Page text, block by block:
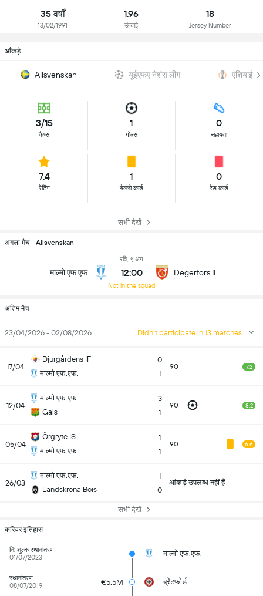
35 वर्षों
13/02/1991
1.96
ऊंचाई
18
Jersey Number
आँकड़े
Allsvenskan यूईएफए नेशंस लीग एशियाई
3/15
कैप्स
1
गोल्स
0
सहायता
7.4
रेटिंग
1
येल्लो कार्ड
0
रेड कार्ड
सभी देखें
अगला मैच - Allsvenskan
माल्मो एफ.एफ.
रवि, ९ अग
12:00
Not in the squad
Degerfors IF
अंतिम मैच
23/04/2026 - 02/08/2026 Didn't participate in 13 matches
17/04
Djurgårdens IF
माल्मो एफ.एफ.
0
1
90 7.2
12/04
माल्मो एफ.एफ.
Gais
3
1
90 8.2
05/04
Örgryte IS
माल्मो एफ.एफ.
1
1
90 6.6
26/03
माल्मो एफ.एफ.
Landskrona Bois
1
0
आंकड़े उपलब्ध नहीं हैं
सभी देखें
करियर इतिहास
नि: शुल्क स्थानांतरण
01/07/2023
माल्मो एफ.एफ.
स्थानांतरण
08/07/2019
€5.5M ब्रेंटफोर्ड